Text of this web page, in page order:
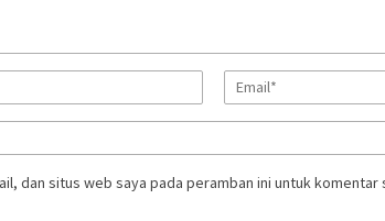
dan situs web saya pada peramban ini untuk komentar